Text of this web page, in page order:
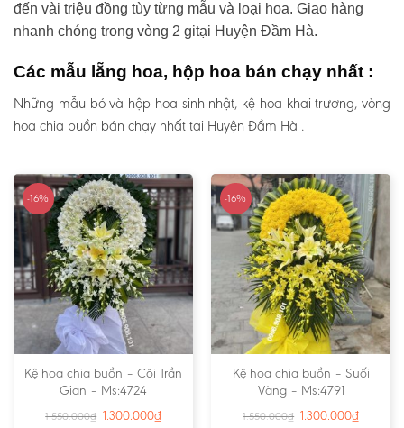
đến vài triệu đồng tùy từng mẫu và loại hoa. Giao hàng
nhanh chóng trong vòng 2 gitại Huyện Đầm Hà.
Các mẫu lẵng hoa, hộp hoa bán chạy nhất :
Những mẫu bó và hộp hoa sinh nhật, kệ hoa khai trương, vòng
hoa chia buồn bán chạy nhất tại Huyện Đầm Hà .
-16%
Kệ hoa chia buồn – Cõi Trần
Gian – Ms:4724
1.550.000₫ 1.300.000₫
-16%
Kệ hoa chia buồn – Suối
Vàng – Ms:4791
1.550.000₫ 1.300.000₫